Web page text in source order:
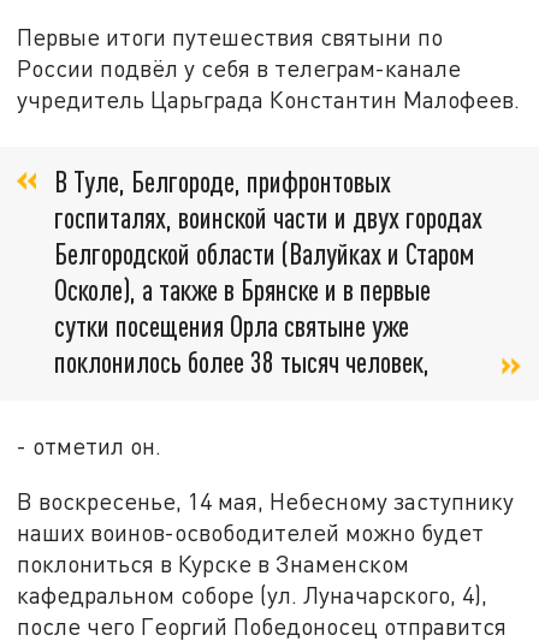
Первые итоги путешествия святыни по
России подвёл у себя в телеграм-канале
учредитель Царьграда Константин Малофеев.
В Туле, Белгороде, прифронтовых
госпиталях, воинской части и двух городах
Белгородской области (Валуйках и Старом
Осколе), а также в Брянске и в первые
сутки посещения Орла святыне уже
поклонилось более 38 тысяч человек,
- отметил он.
В воскресенье, 14 мая, Небесному заступнику
наших воинов-освободителей можно будет
поклониться в Курске в Знаменском
кафедральном соборе (ул. Луначарского, 4),
после чего Георгий Победоносец отправится